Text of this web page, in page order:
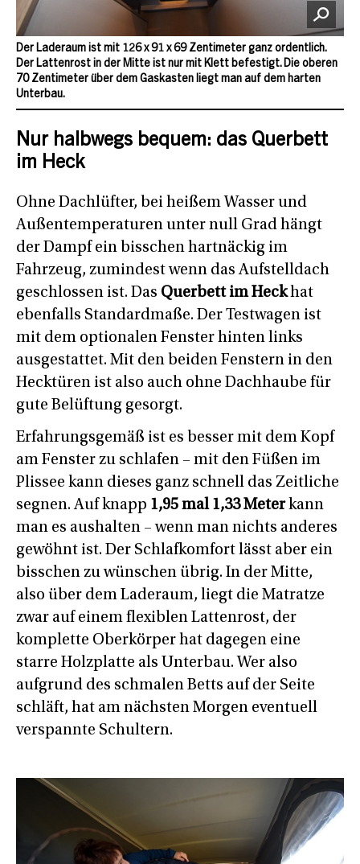
Der Laderaum ist mit 126 x 91 x 69 Zentimeter ganz ordentlich.
Der Lattenrost in der Mitte ist nur mit Klett befestigt. Die oberen
70 Zentimeter über dem Gaskasten liegt man auf dem harten
Unterbau.
Nur halbwegs bequem: das Querbett
im Heck
Ohne Dachlüfter, bei heißem Wasser und
Außentemperaturen unter null Grad hängt
der Dampf ein bisschen hartnäckig im
Fahrzeug, zumindest wenn das Aufstelldach
geschlossen ist. Das Querbett im Heckhat
ebenfalls Standardmaße. Der Testwagen ist
mit dem optionalen Fenster hinten links
ausgestattet. Mit den beiden Fenstern in den
Hecktüren ist also auch ohne Dachhaube für
gute Belüftung gesorgt.
Erfahrungsgemäß ist es besser mit dem Kopf
am Fenster zu schlafen – mit den Füßen im
Plissee kann dieses ganz schnell das Zeitliche
segnen. Auf knapp 1,95 mal 1,33 Meterkann
man es aushalten – wenn man nichts anderes
gewöhnt ist. Der Schlafkomfort lässt aber ein
bisschen zu wünschen übrig. In der Mitte,
also über dem Laderaum, liegt die Matratze
zwar auf einem flexiblen Lattenrost, der
komplette Oberkörper hat dagegen eine
starre Holzplatte als Unterbau. Wer also
aufgrund des schmalen Betts auf der Seite
schläft, hat am nächsten Morgen eventuell
verspannte Schultern.